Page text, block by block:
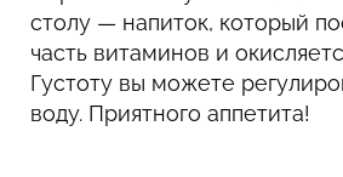
столу — напиток, который
часть витаминов и
Густоту вы можете
воду. Приятного аппетита!